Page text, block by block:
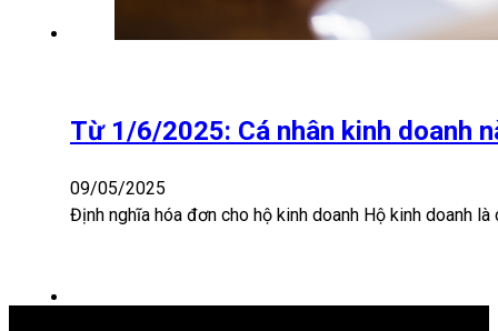
Từ 1/6/2025: Cá nhân kinh doanh
09/05/2025
Định nghĩa hóa đơn cho hộ kinh doanh Hộ kinh doanh